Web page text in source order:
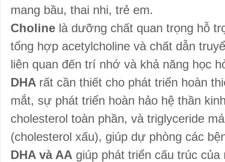
mang bầu, thai nhi, trẻ em.
Choline là dưỡng chất quan trọng hỗ
tổng hợp acetylcholine và chất dẫn
liên quan đến trí nhớ và khả năng học
DHA rất cần thiết cho phát triển hoàn
mắt, sự phát triển hoàn hảo hệ thần
cholesterol toàn phần, và triglyceride
(cholesterol xấu), giúp dự phòng các
DHA và AA giúp phát triển cấu trúc